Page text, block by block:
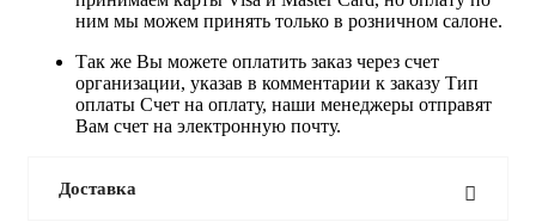
ним мы можем принять только в розничном салоне.
Так же Вы можете оплатить заказ через счет
организации, указав в комментарии к заказу Тип
оплаты Счет на оплату, наши менеджеры отправят
Вам счет на электронную почту.
Доставка